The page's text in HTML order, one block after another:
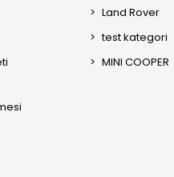
Land Rover
test kategori
MINI COOPER